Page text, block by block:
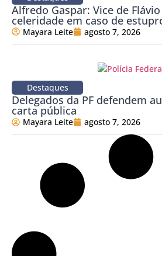
Alfredo Gaspar: Vice de
celeridade em caso de
Mayara Leite agosto 7, 2026
Destaques
Delegados da PF defendem
carta pública
Mayara Leite agosto 7, 2026